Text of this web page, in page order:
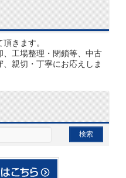
きます。
工場整理・閉鎖等、中古
親切・丁寧にお応えしま